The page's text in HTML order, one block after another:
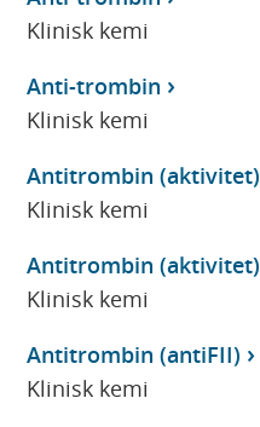
Klinisk kemi
Anti-trombin
Klinisk kemi
Antitrombin (aktivitet)
Klinisk kemi
Antitrombin (aktivitet)
Klinisk kemi
Antitrombin (antiFII)
Klinisk kemi